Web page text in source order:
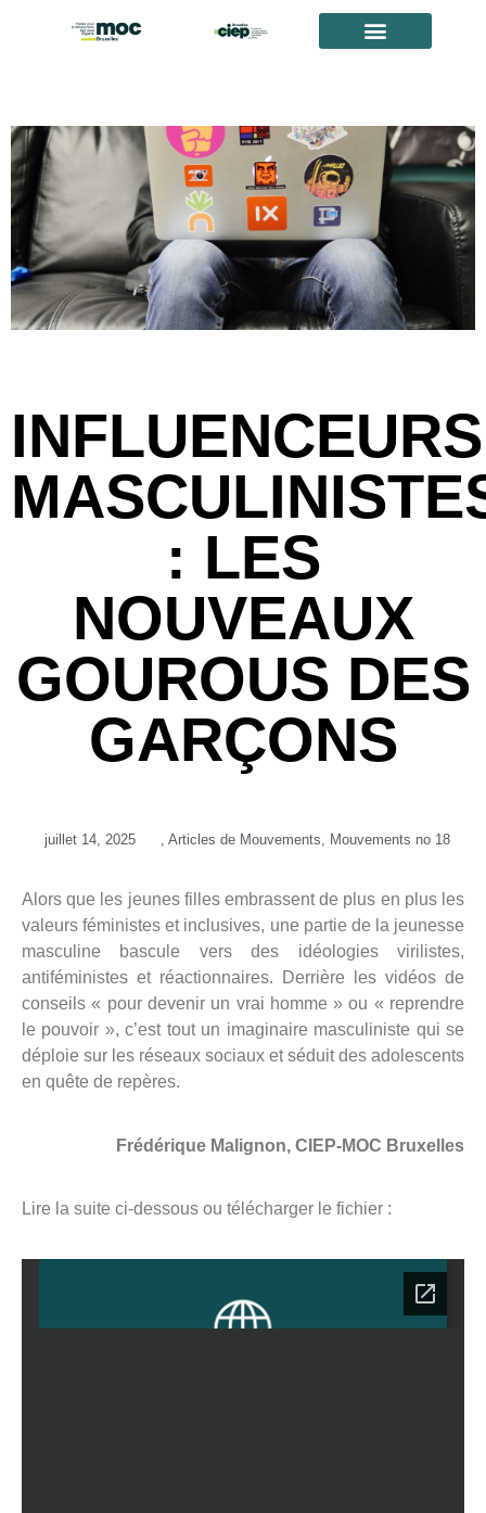
INFLUENCEURS
: LES
NOUVEAUX
GOUROUS DES
GARÇONS
juillet 14, 2025 , Articles de Mouvements, Mouvements no 18
Alors que les jeunes filles embrassent de plus en plus les
valeurs féministes et inclusives, une partie de la jeunesse
masculine bascule vers des idéologies virilistes,
antiféministes et réactionnaires. Derrière les vidéos de
conseils « pour devenir un vrai homme » ou « reprendre
le pouvoir », c’est tout un imaginaire masculiniste qui se
déploie sur les réseaux sociaux et séduit des adolescents
en quête de repères.
Frédérique Malignon, CIEP-MOC Bruxelles
Lire la suite ci-dessous ou télécharger le fichier :